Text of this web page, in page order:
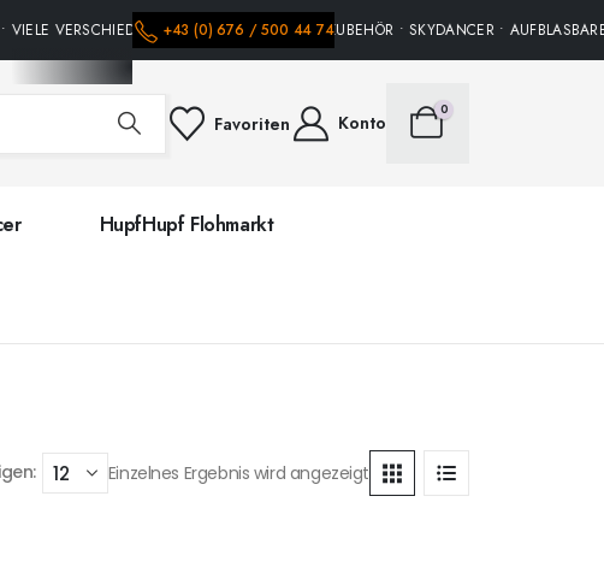
VERSCHIEDENE HÜPFBURGEN • PARTY ZUBEHÖR • SKYDANCER •
+43 (0) 676 / 500 44 74
Favoriten Konto
0
HupfHupf Flohmarkt
Einzelnes Ergebnis wird angezeigt